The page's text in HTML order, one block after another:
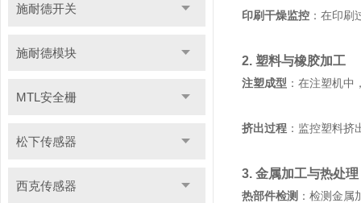
施耐德开关
施耐德模块
MTL安全栅
松下传感器
西克传感器
印刷干燥监控 ：在印
2. 塑料与橡胶加工
注塑成型 ：在注塑机
挤出过程 ：监控塑料
3. 金属加工与热处理
热部件检测 ：检测金